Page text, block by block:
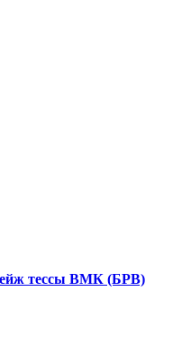
тессы ВМК (БРВ)